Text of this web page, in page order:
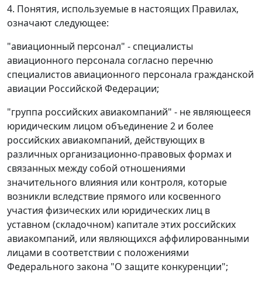
4. Понятия, используемые в настоящих Правилах,
означают следующее:
"авиационный персонал" - специалисты
авиационного персонала согласно перечню
специалистов авиационного персонала гражданской
авиации Российской Федерации;
"группа российских авиакомпаний" - не являющееся
юридическим лицом объединение 2 и более
российских авиакомпаний, действующих в
различных организационно-правовых формах и
связанных между собой отношениями
значительного влияния или контроля, которые
возникли вследствие прямого или косвенного
участия физических или юридических лиц в
уставном (складочном) капитале этих российских
авиакомпаний, или являющихся аффилированными
лицами в соответствии с положениями
Федерального закона "О защите конкуренции";